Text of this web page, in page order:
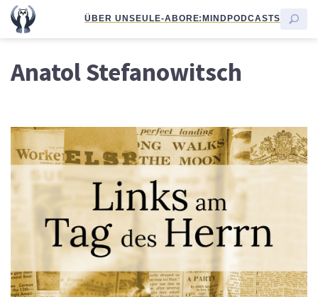
ÜBER UNSEULE-ABORE:MINDPODCASTS
Anatol Stefanowitsch